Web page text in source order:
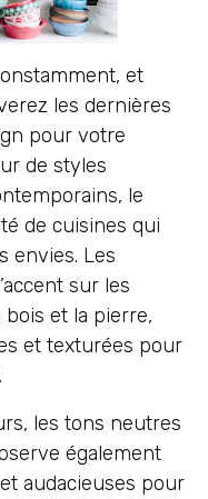
et
les dernières
pour votre
de styles
le
de cuisines qui
envies. Les
sur les
et la pierre,
et texturées pour
les tons neutres
également
audacieuses pour